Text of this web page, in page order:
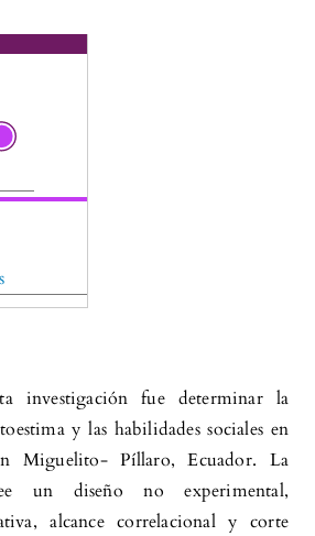
investigación fue determinar la
y las habilidades sociales en
Miguelito- Píllaro, Ecuador. La
un diseño no experimental,
alcance correlacional y corte